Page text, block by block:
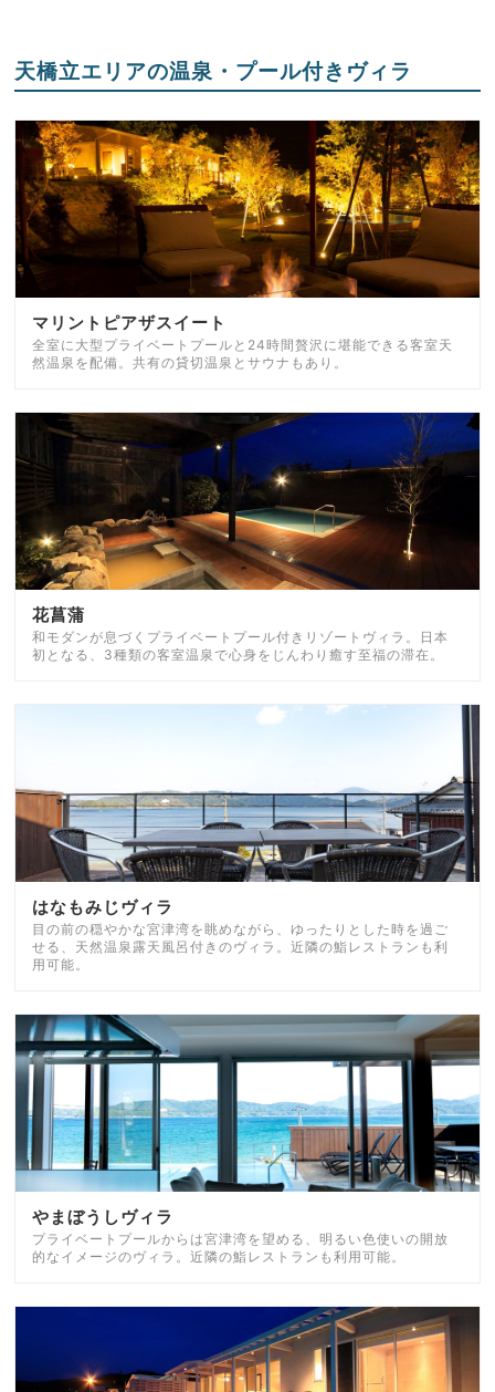
天橋立エリアの温泉・プール付きヴィラ
マリントピアザスイート
全室に大型プライベートプールと24時間贅沢に堪能できる客室天
然温泉を配備。共有の貸切温泉とサウナもあり。
花菖蒲
和モダンが息づくプライベートプール付きリゾートヴィラ。日本
初となる、3種類の客室温泉で心身をじんわり癒す至福の滞在。
はなもみじヴィラ
目の前の穏やかな宮津湾を眺めながら、ゆったりとした時を過ご
せる、天然温泉露天風呂付きのヴィラ。近隣の鮨レストランも利
用可能。
やまぼうしヴィラ
プライベートプールからは宮津湾を望める、明るい色使いの開放
的なイメージのヴィラ。近隣の鮨レストランも利用可能。